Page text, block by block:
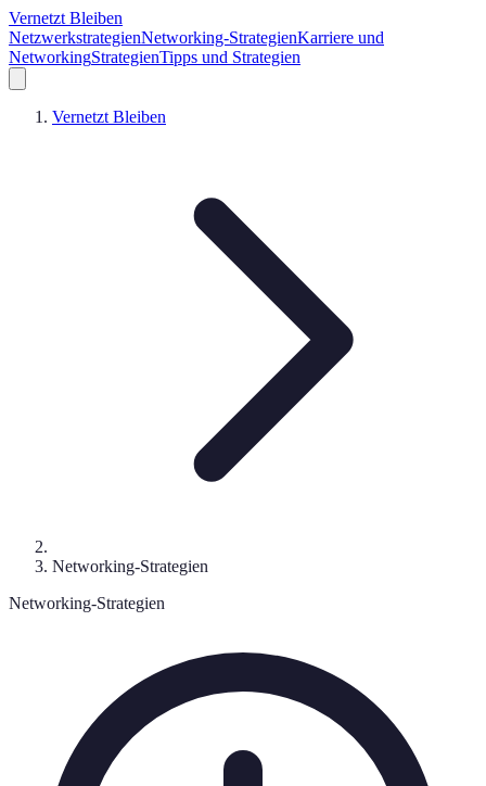
Vernetzt Bleiben
NetzwerkstrategienNetworking-StrategienKarriere und
NetworkingStrategienTipps und Strategien
Vernetzt Bleiben
Networking-Strategien
Networking-Strategien